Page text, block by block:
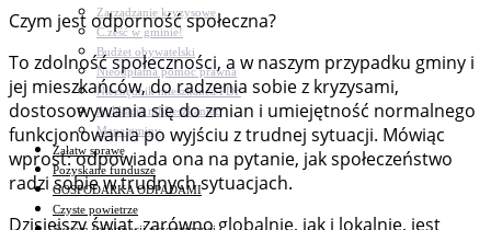
Zarządzanie kryzysowe
C.ześć w gminie!
Budżet obywatelski
Nieodpłatna pomoc prawna
Niezbędnik mieszkańca PDF
Aplikacja mMieszkaniec
Mapa gminy
Załatw sprawę
Pozyskane fundusze
GOSPODARKA ODPADAMI
Czyste powietrze
Czym jest odporność społeczna?
To zdolność społeczności, a w naszym przypadku gminy i
jej mieszkańców, do radzenia sobie z kryzysami,
dostosowywania się do zmian i umiejętność normalnego
funkcjonowania po wyjściu z trudnej sytuacji. Mówiąc
wprost: odpowiada ona na pytanie, jak społeczeństwo
radzi sobie w trudnych sytuacjach.
Dzisiejszy świat, zarówno globalnie, jak i lokalnie, jest